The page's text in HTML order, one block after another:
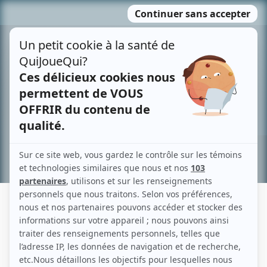
MENU
contenu
Recherche avancée »
ZOË LÉVESQUE
Liens
Fiche de Zoë Lévesque sur Showbizz.net